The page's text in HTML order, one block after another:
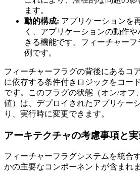
ます。
動的構成: アプリケーションを
く、アプリケーションの動作
きる機能です。フィーチャー
例です。
フィーチャーフラグの背後にあるコ
に依存する条件付きロジックをコー
です。このフラグの状態（オン/オフ
値）は、デプロイされたアプリケー
り、実行時に変更できます。
アーキテクチャの考慮事項と
フィーチャーフラグシステムを統合
かの主要なコンポーネントが含まれま